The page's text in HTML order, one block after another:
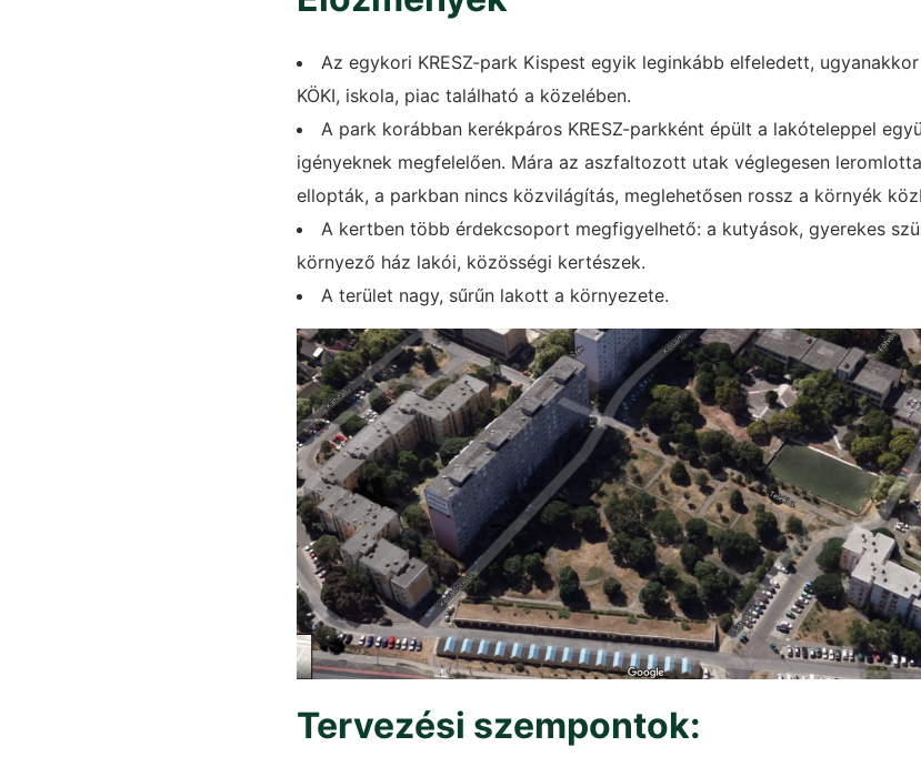
Az egykori KRESZ-park Kispest egyik leginkább elfeledett,
KÖKI, iskola, piac található a közelében.
A park korábban kerékpáros KRESZ-parkként épült a lakóteleppel
igényeknek megfelelően. Mára az aszfaltozott utak véglegesen
ellopták, a parkban nincs közvilágítás, meglehetősen rossz a környék
A kertben több érdekcsoport megfigyelhető: a kutyások, gyerekes
környező ház lakói, közösségi kertészek.
A terület nagy, sűrűn lakott a környezete.
Tervezési szempontok: